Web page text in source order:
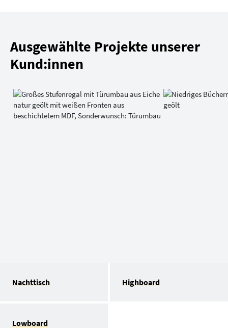
Ausgewählte Projekte unserer
Kund:innen
Nachttisch Highboard
Lowboard